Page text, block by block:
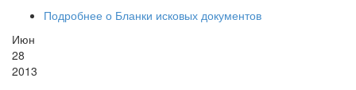
Подробнее о Бланки исковых документов
Июн
28
2013